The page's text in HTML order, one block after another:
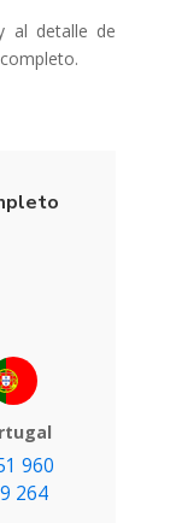
al detalle de
960
264